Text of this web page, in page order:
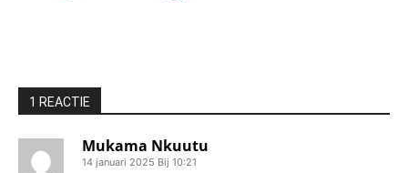
1 REACTIE
Mukama Nkuutu
14 januari 2025 Bij 10:21